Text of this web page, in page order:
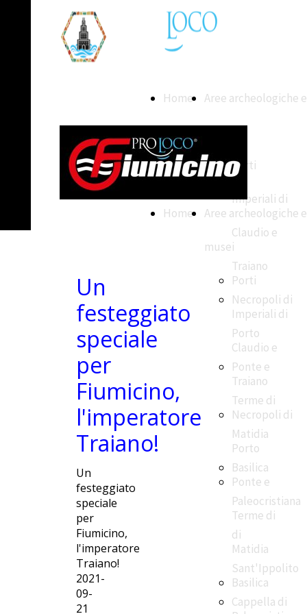
Home Aree archeologiche e
Porti
Imperiali di
Claudio e
Traiano
Necropoli di
Porto
Ponte e
Terme di
Matidia
Basilica
Paleocristiana
di
Sant'Ippolito
Cappella di
Home Aree archeologiche e
musei
Porti
Imperiali di
Claudio e
Traiano
Necropoli di
Porto
Ponte e
Terme di
Matidia
Basilica
Un
festeggiato
speciale
per
Fiumicino,
l'imperatore
Traiano!
Un
festeggiato
speciale
per
Fiumicino,
l'imperatore
Traiano!
2021-
09-
21